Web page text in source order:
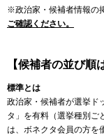
※政治家・候補者情報の
ご確認ください。
【候補者の並び順
標準とは
政治家・候補者が選挙ド
タ」を有料（選挙種別ご
は、ボネクタ会員の方を